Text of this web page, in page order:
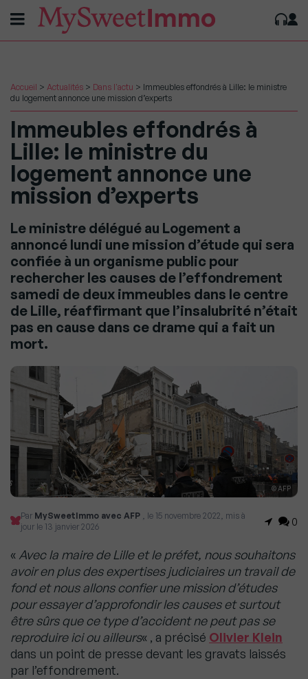
Accueil > Actualités > Dans l'actu > Immeubles effondrés à Lille: le ministre
du logement annonce une mission d’experts
Immeubles effondrés à
Lille: le ministre du
logement annonce une
mission d’experts
Le ministre délégué au Logement a
annoncé lundi une mission d’étude qui sera
confiée à un organisme public pour
rechercher les causes de l’effondrement
samedi de deux immeubles dans le centre
de Lille, réaffirmant que l’insalubrité n’était
pas en cause dans ce drame qui a fait un
mort.
© AFP
Par MySweetImmo avec AFP , le 15 novembre 2022, mis à
jour le 13 janvier 2026
0
« Avec la maire de Lille et le préfet, nous souhaitons
avoir en plus des expertises judiciaires un travail de
fond et nous allons confier une mission d’études
pour essayer d’approfondir les causes et surtout
être sûrs que ce type d’accident ne peut pas se
reproduire ici ou ailleurs« , a précisé Olivier Klein
dans un point de presse devant les gravats laissés
par l’effondrement.